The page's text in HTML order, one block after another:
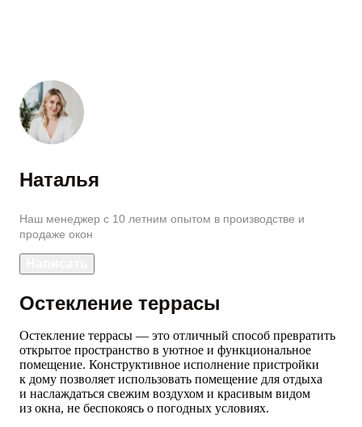
Наталья
Наш менеджер с 10 летним опытом в производстве и
продаже окон
Остекление террасы
Остекление террасы — это отличный способ превратить
открытое пространство в уютное и функциональное
помещение. Конструктивное исполнение пристройки
к дому позволяет использовать помещение для отдыха
и наслаждаться свежим воздухом и красивым видом
из окна, не беспокоясь о погодных условиях.